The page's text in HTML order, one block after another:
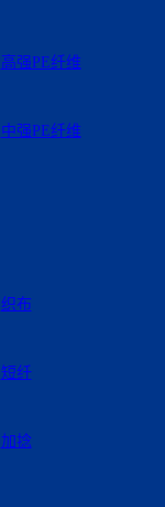
高强PE纤维
中强PE纤维
织布
短纤
加捻